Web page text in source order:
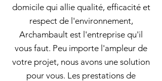
domicile qui allie qualité, efficacité et
respect de l'environnement,
Archambault est l'entreprise qu'il
vous faut. Peu importe l'ampleur de
votre projet, nous avons une solution
pour vous. Les prestations de